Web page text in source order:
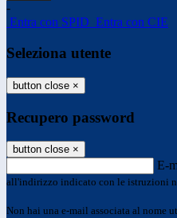
-
Entra con SPID Entra con CIE
Seleziona utente
button close ×
Recupero password
button close ×
E-
all'indirizzo indicato con le istruzioni
Non hai una e-mail associata al nome